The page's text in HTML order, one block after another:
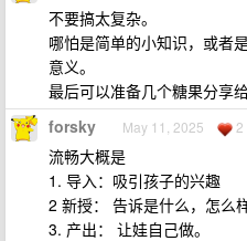
不要搞太复杂。
哪怕是简单的小知识，或者
意义。
最后可以准备几个糖果分享
forsky May 11, 2025 2
流畅大概是
1. 导入：吸引孩子的兴趣
2 新授： 告诉是什么，怎么样
3. 产出： 让娃自己做。